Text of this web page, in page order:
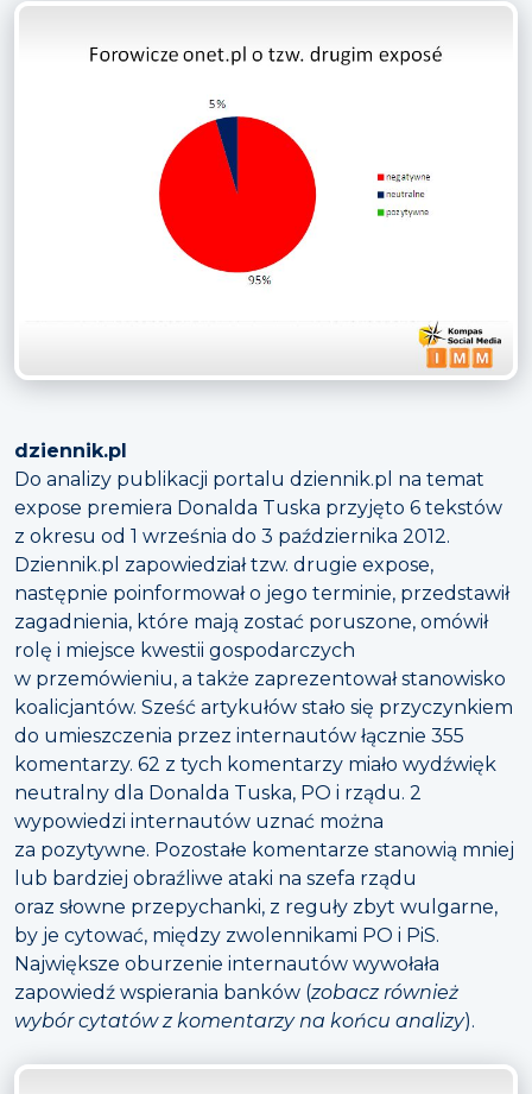
dziennik.pl
Do analizy publikacji portalu dziennik.pl na temat
expose premiera Donalda Tuska przyjęto 6 tekstów
z okresu od 1 września do 3 października 2012.
Dziennik.pl zapowiedział tzw. drugie expose,
następnie poinformował o jego terminie, przedstawił
zagadnienia, które mają zostać poruszone, omówił
rolę i miejsce kwestii gospodarczych
w przemówieniu, a także zaprezentował stanowisko
koalicjantów. Sześć artykułów stało się przyczynkiem
do umieszczenia przez internautów łącznie 355
komentarzy. 62 z tych komentarzy miało wydźwięk
neutralny dla Donalda Tuska, PO i rządu. 2
wypowiedzi internautów uznać można
za pozytywne. Pozostałe komentarze stanowią mniej
lub bardziej obraźliwe ataki na szefa rządu
oraz słowne przepychanki, z reguły zbyt wulgarne,
by je cytować, między zwolennikami PO i PiS.
Największe oburzenie internautów wywołała
zapowiedź wspierania banków (zobacz również
wybór cytatów z komentarzy na końcu analizy).